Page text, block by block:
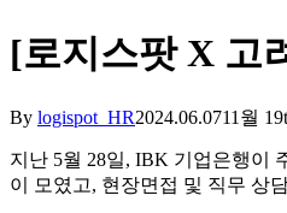
[로지스팟 X 고
By logispot_HR2024.06.0711월
지난 5월 28일, IBK 기업은행이
이 모였고, 현장면접 및 직무 상